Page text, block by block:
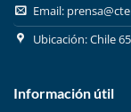
Email:
Ubicación: Chile
Información útil